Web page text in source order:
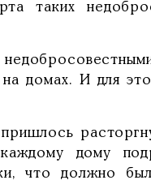
таких
домах. И для
дому
что должно